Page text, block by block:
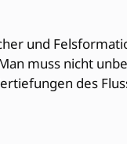
und
muss nicht
des